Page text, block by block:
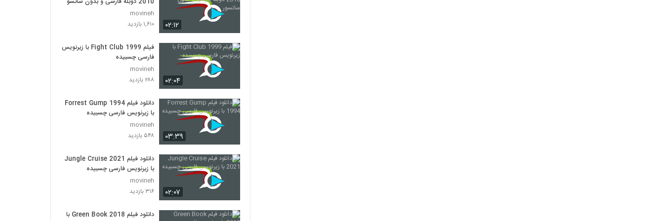
۰۲:۱۲
movineh
۱,۶۱۰ بازدید
۰۲:۰۴
فیلم Fight Club 1999 با زیرنویس
فارسی چسبیده
movineh
۲۸۸ بازدید
۰۳:۳۹
دانلود فیلم Forrest Gump 1994
با زیرنویس فارسی چسبیده
movineh
۵۴۸ بازدید
۰۲:۰۷
دانلود فیلم Jungle Cruise 2021
با زیرنویس فارسی چسبیده
movineh
۳۱۶ بازدید
دانلود فیلم Green Book 2018 با